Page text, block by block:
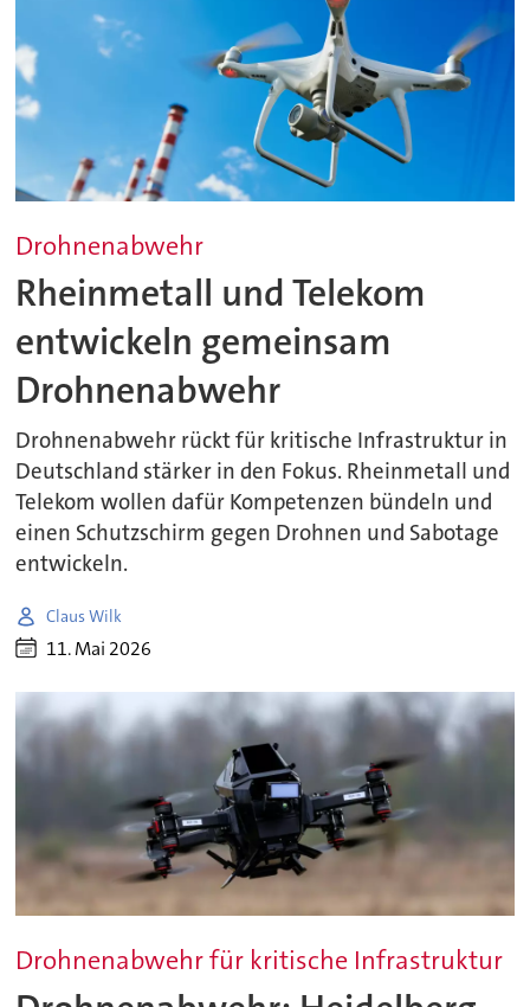
Drohnenabwehr
Rheinmetall und Telekom
entwickeln gemeinsam
Drohnenabwehr
Drohnenabwehr rückt für kritische Infrastruktur in
Deutschland stärker in den Fokus. Rheinmetall und
Telekom wollen dafür Kompetenzen bündeln und
einen Schutzschirm gegen Drohnen und Sabotage
entwickeln.
Claus Wilk
11. Mai 2026
Drohnenabwehr für kritische Infrastruktur